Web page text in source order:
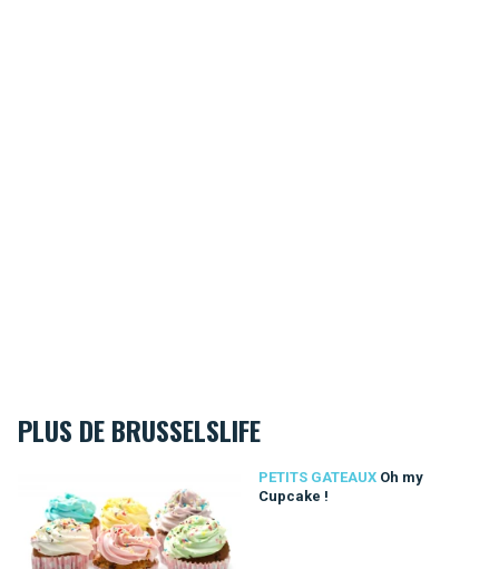
PLUS DE BRUSSELSLIFE
PETITS GATEAUX Oh my
Cupcake !